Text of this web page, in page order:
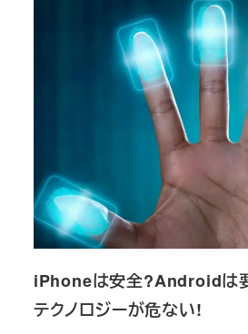
iPhoneは安全?Androidは
テクノロジーが危ない!